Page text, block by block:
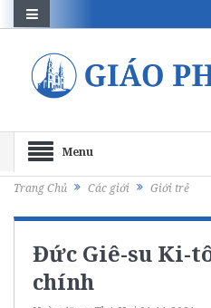
Menu
Trang Chủ Các giới Giới trẻ
Đức Giê-su Ki-
chính